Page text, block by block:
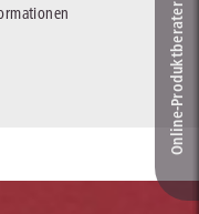
Online-Produkt­berater